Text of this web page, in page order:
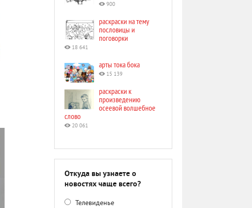
900
раскраски на тему
пословицы и
поговорки
18 641
арты тока бока
15 139
раскраски к
произведению
осеевой волшебное
слово
20 061
Откуда вы узнаете о
новостях чаще всего?
Телевиденье